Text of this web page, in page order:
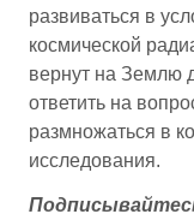
развиваться в
космической
вернут на Землю
ответить на
размножаться в
исследования.